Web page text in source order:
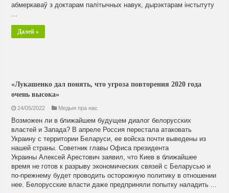
абмеркаваў з доктарам палітычных навук, дырэктарам інстытуту
Далей »
«Лукашенко дал понять, что угроза повторения 2020 года
очень высока»
24/05/2022 Медыя пра нас
Возможен ли в ближайшем будущем диалог белорусских
властей и Запада? В апреле Россия перестала атаковать
Украину с территории Беларуси, ее войска почти выведены из
нашей страны. Советник главы Офиса президента
Украины Алексей Арестович заявил, что Киев в ближайшее
время не готов к разрыву экономических связей с Беларусью и
по-прежнему будет проводить осторожную политику в отношении
нее. Белорусские власти даже предприняли попытку наладить ...